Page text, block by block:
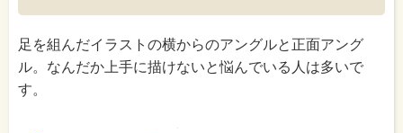
足を組んだイラストの横からのアングルと正面アング
ル。なんだか上手に描けないと悩んでいる人は多いで
す。